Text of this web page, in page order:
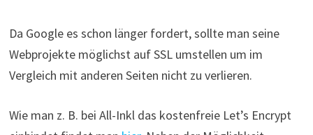
Da Google es schon länger fordert, sollte man seine
Webprojekte möglichst auf SSL umstellen um im
Vergleich mit anderen Seiten nicht zu verlieren.
Wie man z. B. bei All-Inkl das kostenfreie Let’s Encrypt